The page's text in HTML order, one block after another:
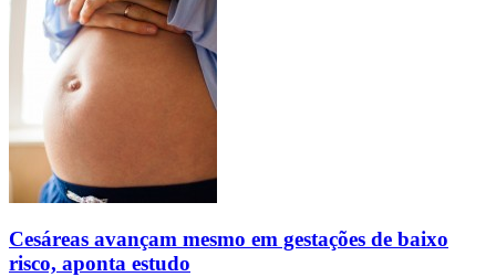
Cesáreas avançam mesmo em gestações de baixo
risco, aponta estudo